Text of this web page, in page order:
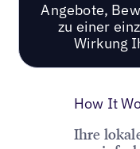
Angebote,
zu einer
Wirkung
How It
Ihre